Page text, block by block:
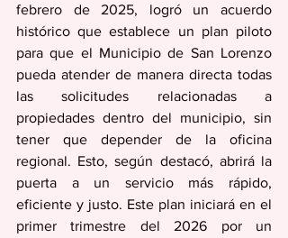
febrero de 2025, logró un acuerdo
histórico que establece un plan piloto
para que el Municipio de San Lorenzo
pueda atender de manera directa todas
las solicitudes relacionadas a
propiedades dentro del municipio, sin
tener que depender de la oficina
regional. Esto, según destacó, abrirá la
puerta a un servicio más rápido,
eficiente y justo. Este plan iniciará en el
primer trimestre del 2026 por un